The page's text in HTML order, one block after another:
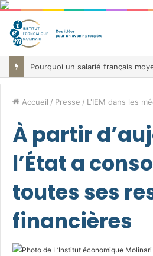
Accueil / Presse / L'IEM dans les
À partir
l’État a
toutes ses
financières